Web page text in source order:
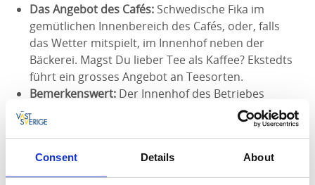
Consent Details About
Das Angebot des Cafés: Schwedische Fika im
gemütlichen Innenbereich des Cafés, oder, falls
das Wetter mitspielt, im Innenhof neben der
Bäckerei. Magst Du lieber Tee als Kaffee? Ekstedts
führt ein grosses Angebot an Teesorten.
Bemerkenswert: Der Innenhof des Betriebes
Ekstedts Bageri & Kafé bietet Platz für bis zu 120
Personen. Der Kaffee, der im Café serviert wird,
von der lokalen Kaffeerösterei Alingsås.